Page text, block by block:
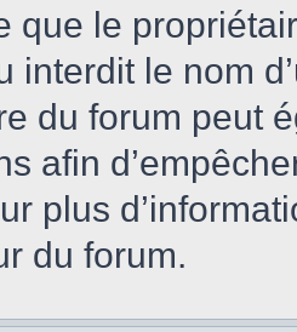
que le
interdit le nom
du forum peut
afin
plus
du forum.